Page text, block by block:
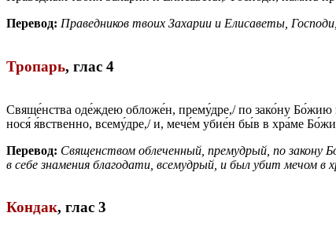
Перевод: Праведников твоих Захарии и Елисаветы,
Тропарь, глас 4
Свяще́нства оде́ждею обложе́н, прему́дре,/ по зако́ну Бо́жию
нося́ я́вственно, всему́дре,/ и, мече́м убие́н бы́в в хра́ме
Перевод: Священством облеченный, премудрый, по
в себе знамения благодати, всемудрый, и был убит мечом
Кондак, глас 3